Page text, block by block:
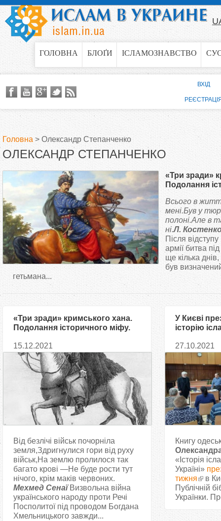
Jump to navigation
ГОЛОВНА БЛОҐИ ІСЛАМОЗНАВСТВО
В
и
є
т
у
Головна > Олександр Степанченко
ОЛЕКСАНДР СТЕПАНЧЕНКО
«Три зради»
Подолання
Частина третя
Всього в
мені.Був у
полоні.Але в
ні.Л.
Після
армії битва
ще кілька
був
гетьмана...
«Три зради» кримського хана.
Подолання історичного міфу.
15.12.2021
Від безлічі військ почорніла
земля,Здригнулися гори від руху
військ,На землю пролилося так
багато крові —Не буде рости тут
нічого, крім маків червоних.
Мехмед СенаїВизвольна війна
українського народу проти Речі
Посполитої під проводом Богдана
Хмельницького завжди...
У Києві
історію
27.10.2021
Книгу
«Історія
Україні»
тижня
в
Публічній
Українки.
ВХІД